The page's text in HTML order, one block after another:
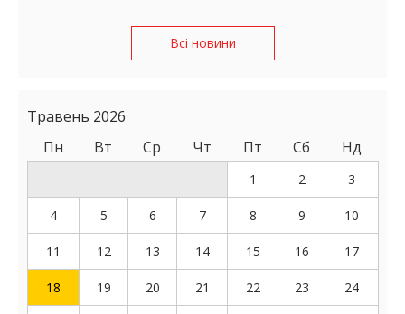
Всі новини
Травень 2026
Пн
Вт Ср Чт Пт Сб Нд
1 2 3
4 5 6 7 8 9 10
11 12 13 14 15 16 17
18 19 20 21 22 23 24